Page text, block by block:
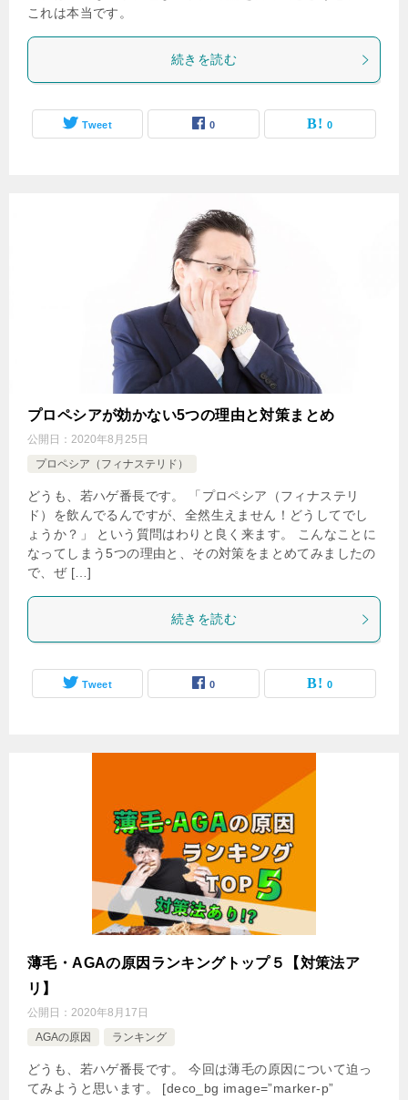
これは本当です。
続きを読む
Tweet 0 0
プロペシアが効かない5つの理由と対策まとめ
公開日： 2020年8月25日
プロペシア（フィナステリド）
どうも、若ハゲ番長です。 「プロペシア（フィナステリ
ド）を飲んでるんですが、全然生えません！どうしてでし
ょうか？」 という質問はわりと良く来ます。 こんなことに
なってしまう5つの理由と、その対策をまとめてみましたの
で、ぜ […]
続きを読む
Tweet 0 0
薄毛・AGAの原因ランキングトップ５【対策法ア
リ】
公開日： 2020年8月17日
AGAの原因
ランキング
どうも、若ハゲ番長です。 今回は薄毛の原因について迫っ
てみようと思います。 [deco_bg image=”marker-p”